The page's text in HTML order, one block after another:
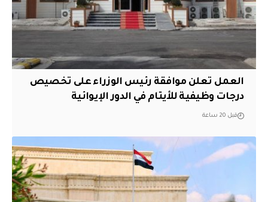
العمل تعلن موافقة رئيس الوزراء على تخصيص
درجات وظيفية للأيتام في الدور الإيوائية
قبل 20 ساعة